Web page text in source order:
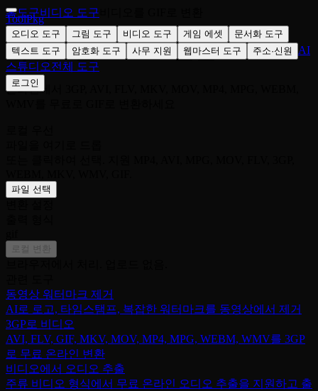
ToolPkg
오디오 도구 그림 도구 비디오 도구 게임 에셋
문서화 도구
텍스트 도구
암호화 도구 사무 지원 웹마스터 도구 주소·신원
AI
스튜디오전체 도구
로그인
홈도구비디오 도구
비디오를 GIF로 변환
온라인에서 3GP, AVI, FLV, MKV, MOV, MP4, MPG, WEBM,
파일 선택
로컬 변환
동영상 워터마크 제거
AI로 로고, 타임스탬프, 복잡한 워터마크를 동영상에서 제거
3GP로 비디오
AVI, FLV, GIF, MKV, MOV, MP4, MPG, WEBM, WMV를 3GP
로 무료 온라인 변환
비디오에서 오디오 추출
주류 비디오 형식에서 무료 온라인 오디오 추출을 지원하고 출